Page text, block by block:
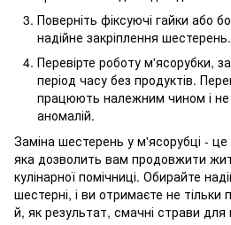
Поверніть фіксуючі гайки або
надійне закріплення шестерень.
Перевірте роботу м'ясорубки,
період часу без продуктів.
працюють належним чином і
аномалій.
Заміна шестерень у м'ясорубці -
яка дозволить вам продовжити
кулінарної помічниці. Обирайте
шестерні, і ви отримаєте не
й, як результат, смачні страви для